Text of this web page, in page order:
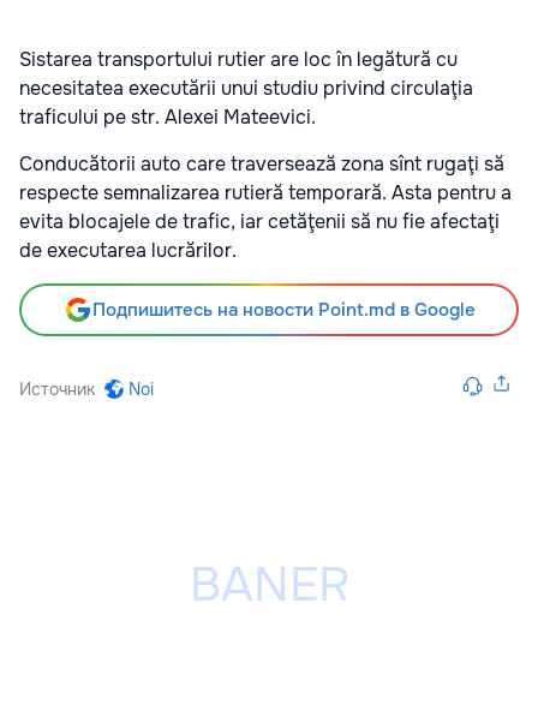
Sistarea transportului rutier are loc în legătură cu
necesitatea executării unui studiu privind circulaţia
traficului pe str. Alexei Mateevici.
Conducătorii auto care traversează zona sînt rugaţi să
respecte semnalizarea rutieră temporară. Asta pentru a
evita blocajele de trafic, iar cetăţenii să nu fie afectaţi
de executarea lucrărilor.
Подпишитесь на новости Point.md в Google
Источник Noi